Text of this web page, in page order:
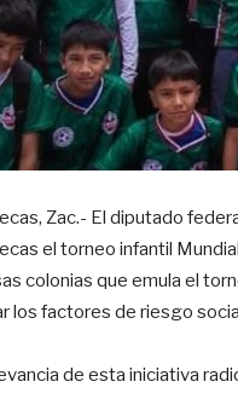
Zac.- El diputado
el torneo infantil
colonias que emula el
los factores de riesgo
de esta iniciativa